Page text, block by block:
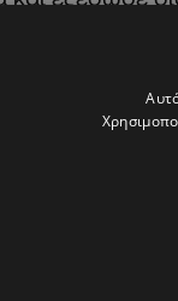
τρεις
απαντά «μη